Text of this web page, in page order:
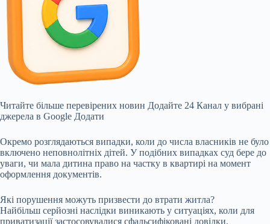
Читайте більше перевірених новин Додайте 24 Канал у вибрані
джерела в Google Додати
Окремо розглядаються випадки, коли до числа власників не було
включено неповнолітніх дітей. У подібних випадках суд бере до
уваги, чи мала дитина право на частку в квартирі на момент
оформлення документів.
Які порушення можуть призвести до втрати житла?
Найбільш серйозні наслідки виникають у ситуаціях, коли для
приватизації застосовувалися сфальсифіковані довідки,